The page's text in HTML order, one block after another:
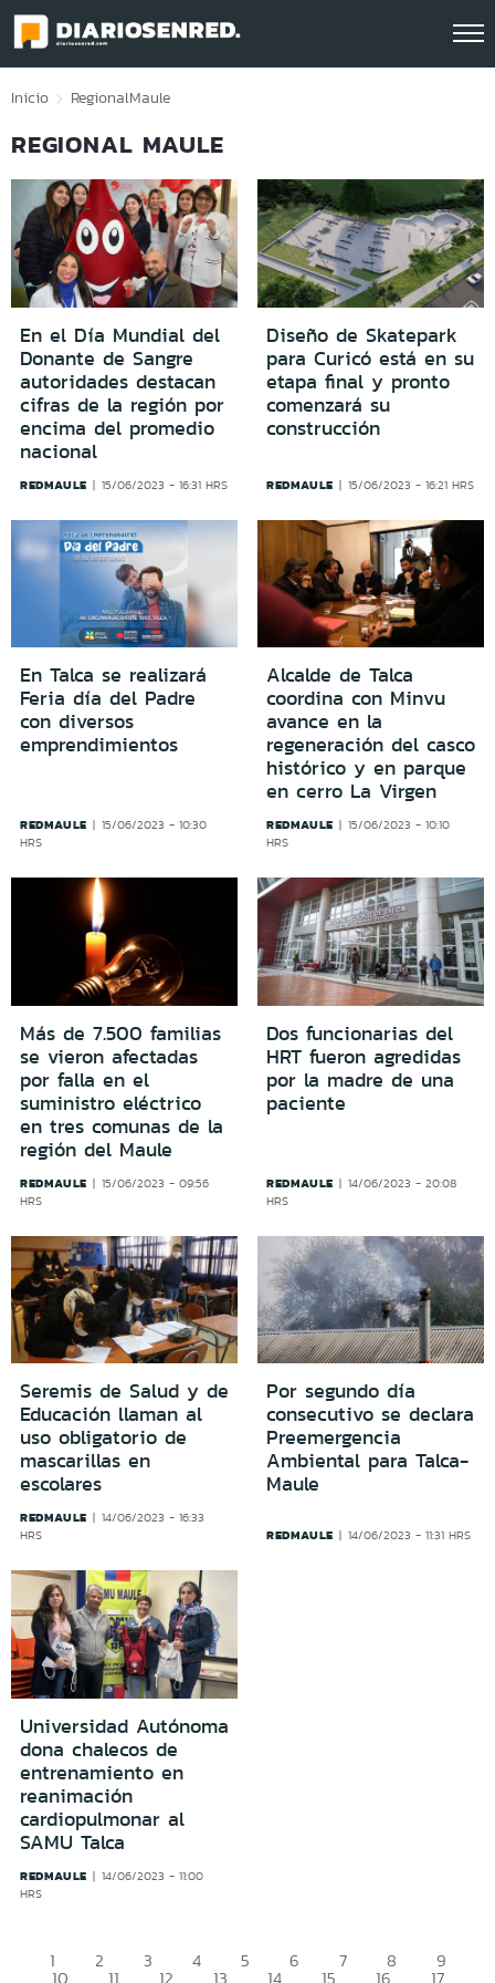
Click acá para ir directamente al contenido
Inicio RegionalMaule
REGIONAL MAULE
En el Día Mundial del
Donante de Sangre
autoridades destacan
cifras de la región por
encima del promedio
nacional
REDMAULE 15/06/2023 - 16:31 HRS
Diseño de Skatepark
para Curicó está en su
etapa final y pronto
comenzará su
construcción
REDMAULE 15/06/2023 - 16:21 HRS
En Talca se realizará
Feria día del Padre
con diversos
emprendimientos
REDMAULE
15/06/2023 - 10:30
HRS
Alcalde de Talca
coordina con Minvu
avance en la
regeneración del casco
histórico y en parque
en cerro La Virgen
REDMAULE
15/06/2023 - 10:10
HRS
Más de 7.500 familias
se vieron afectadas
por falla en el
suministro eléctrico
en tres comunas de la
región del Maule
REDMAULE
15/06/2023 - 09:56
HRS
Dos funcionarias del
HRT fueron agredidas
por la madre de una
paciente
REDMAULE
14/06/2023 - 20:08
HRS
Seremis de Salud y de
Educación llaman al
uso obligatorio de
mascarillas en
escolares
REDMAULE
14/06/2023 - 16:33
HRS
Por segundo día
consecutivo se declara
Preemergencia
Ambiental para Talca-
Maule
REDMAULE 14/06/2023 - 11:31 HRS
Universidad Autónoma
dona chalecos de
entrenamiento en
reanimación
cardiopulmonar al
SAMU Talca
REDMAULE
14/06/2023 - 11:00
HRS
1 2 3 4 5 6 7 8 9
10 11 12 13 14 15 16 17